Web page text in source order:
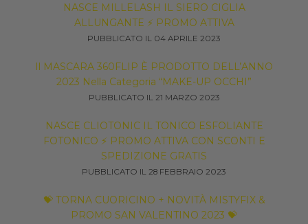
NASCE MILLELASH IL SIERO CIGLIA
ALLUNGANTE ⚡ PROMO ATTIVA
PUBBLICATO IL 04 APRILE 2023
Il MASCARA 360FLIP È PRODOTTO DELL’ANNO
2023 Nella Categoria “MAKE-UP OCCHI”
PUBBLICATO IL 21 MARZO 2023
NASCE CLIOTONIC IL TONICO ESFOLIANTE
FOTONICO ⚡ PROMO ATTIVA CON SCONTI E
SPEDIZIONE GRATIS
PUBBLICATO IL 28 FEBBRAIO 2023
💝 TORNA CUORICINO + NOVITÀ MISTYFIX &
PROMO SAN VALENTINO 2023 💝